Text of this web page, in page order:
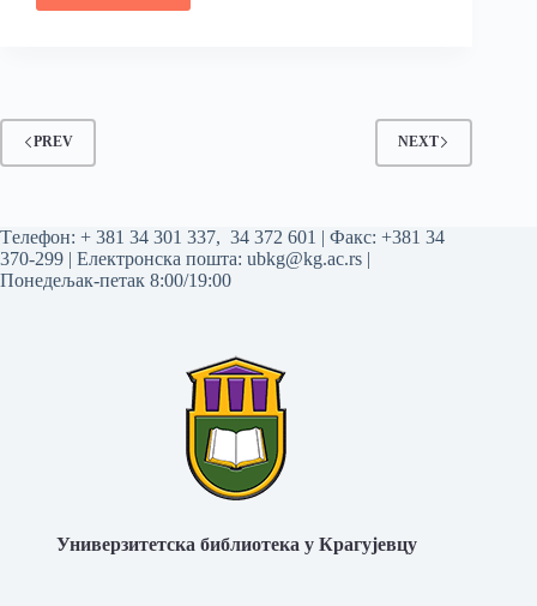
PREV NEXT
Tелефон: + 381 34 301 337, 34 372 601 | Факс: +381 34
370-299 | Електронска пошта: ubkg@kg.ac.rs |
Понедељак-петак 8:00/19:00
Универзитетска библиотека у Крагујевцу